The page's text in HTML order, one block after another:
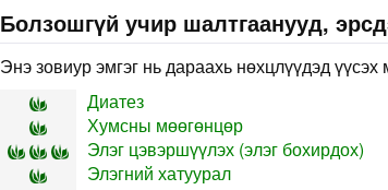
Болзошгүй учир шалтгаанууд,
Энэ зовиур эмгэг нь дараахь нөхцлүүдэд үүсэх
Диатез
Хумсны мөөгөнцөр
Элэг цэвэршүүлэх (элэг бохирдох)
Элэгний хатуурал